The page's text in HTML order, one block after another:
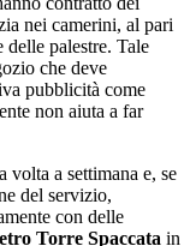
nei camerini, al pari
delle palestre. Tale
che deve
pubblicità come
non aiuta a far
volta a settimana e, se
del servizio,
con delle
Torre Spaccata in